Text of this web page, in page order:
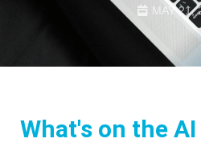
MAY 21,
What's on the